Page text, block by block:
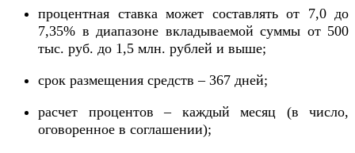
процентная ставка может составлять от 7,0 до
7,35% в диапазоне вкладываемой суммы от 500
тыс. руб. до 1,5 млн. рублей и выше;
срок размещения средств – 367 дней;
расчет процентов – каждый месяц (в число,
оговоренное в соглашении);